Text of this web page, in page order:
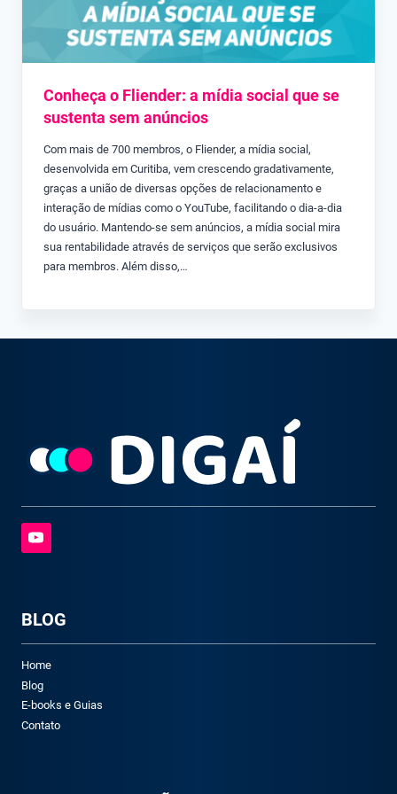
Conheça o Fliender: a mídia social que se
sustenta sem anúncios
Com mais de 700 membros, o Fliender, a mídia social,
desenvolvida em Curitiba, vem crescendo gradativamente,
graças a união de diversas opções de relacionamento e
interação de mídias como o YouTube, facilitando o dia-a-dia
do usuário. Mantendo-se sem anúncios, a mídia social mira
sua rentabilidade através de serviços que serão exclusivos
para membros. Além disso,…
BLOG
Home
Blog
E-books e Guias
Contato